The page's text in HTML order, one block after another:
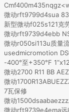
微动rft9799d4sua
新型微动f025s121克
微动rft9739d4ebb
微动r050si113u质量
usedmicromotion
-400°至+350°F
微动2700 R11 BB
微动
7瓦保修
微动
微动rft9739e4ema远